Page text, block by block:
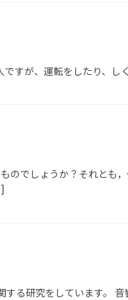
すが、運転をしたり、し
のでしょうか？それとも
る研究をしています。